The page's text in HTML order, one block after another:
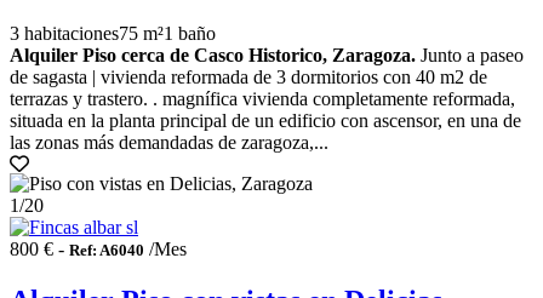
3 habitaciones75 m²1 baño
Alquiler Piso cerca de Casco Historico, Zaragoza. Junto a paseo
de sagasta | vivienda reformada de 3 dormitorios con 40 m2 de
terrazas y trastero. . magnífica vivienda completamente reformada,
situada en la planta principal de un edificio con ascensor, en una de
las zonas más demandadas de zaragoza,...
1/20
800 € - Ref: A6040 /Mes